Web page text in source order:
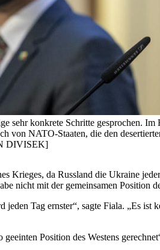
sehr konkrete Schritte gesprochen.
von NATO-Staaten, die den
DIVISEK]
Krieges, da Russland die Ukraine
nicht mit der gemeinsamen Position
jeden Tag ernster“, sagte Fiala. „Es
geeinten Position des Westens